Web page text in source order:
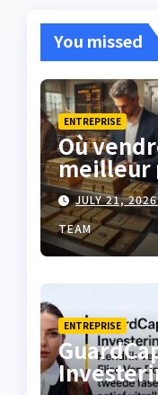
You missed
ENTREPRISE
Où
meilleur
? JULY 21,
TEAM
ENTREPRISE